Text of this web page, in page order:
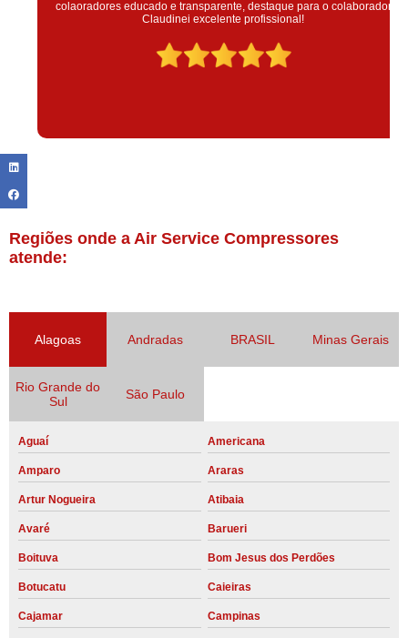
colaoradores educado e transparente, destaque para o colaborador
Claudinei excelente profissional!
Regiões onde a Air Service Compressores
atende:
Alagoas Andradas BRASIL Minas Gerais
Rio Grande do
Sul
São Paulo
Aguaí Americana
Amparo Araras
Artur Nogueira Atibaia
Avaré Barueri
Boituva Bom Jesus dos Perdões
Botucatu Caieiras
Cajamar Campinas